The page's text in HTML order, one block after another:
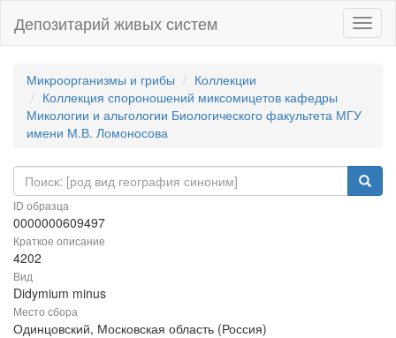
Депозитарий живых систем
Микроорганизмы и грибы
Коллекции
Коллекция спороношений миксомицетов кафедры
Микологии и альгологии Биологического факультета МГУ
имени М.В. Ломоносова
ID образца
0000000609497
Краткое описание
4202
Вид
Didymium minus
Место сбора
Одинцовский, Московская область (Россия)